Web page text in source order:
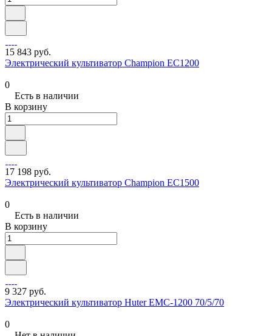
15 843 руб.
Электрический культиватор Champion EC1200
0
Есть в наличии
В корзину
17 198 руб.
Электрический культиватор Champion EC1500
0
Есть в наличии
В корзину
9 327 руб.
Электрический культиватор Huter ЕМС-1200 70/5/70
0